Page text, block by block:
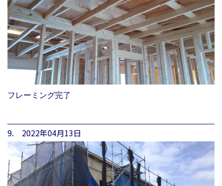
フレーミング完了
9. 2022年04月13日